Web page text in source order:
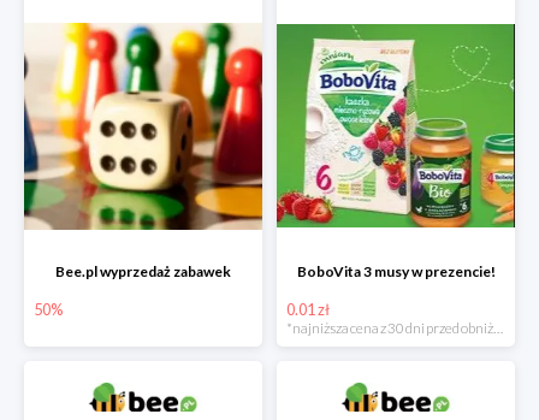
Bee.pl wyprzedaż zabawek
50%
BoboVita 3 musy w prezencie!
0.01 zł
*najniższa cena z 30 dni przed obniżką